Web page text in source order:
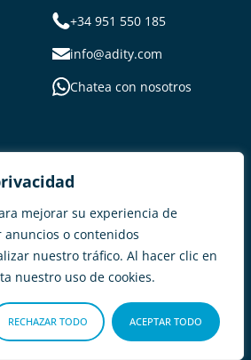
mejorar su experiencia de
o contenidos
nuestro tráfico. Al hacer clic en
nuestro uso de cookies.
RECHAZAR TODO ACEPTAR TODO
+34 951 550 185
info@adity.com
Chatea con nosotros
– Mapa del Sitio –